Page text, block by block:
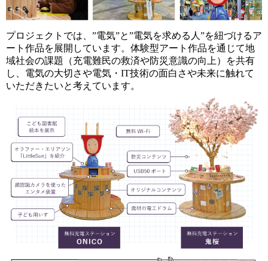
プロジェクトでは、”電気”と”電気を求める人”を紐づけるア
ート作品を展開しています。体験型アート作品を通じて地
域社会の課題（充電難民の救済や防災意識の向上）を共有
し、電気の大切さや電気・IT技術の面白さや未来に触れて
いただきたいと考えています。